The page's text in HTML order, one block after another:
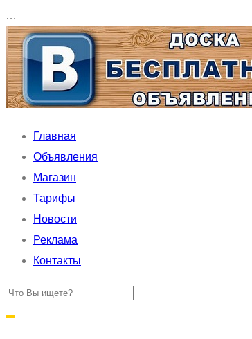
…
Главная
Объявления
Магазин
Тарифы
Новости
Реклама
Контакты